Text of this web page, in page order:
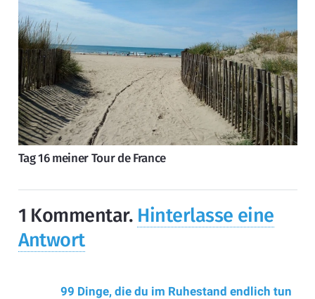
Tag 16 meiner Tour de France
1 Kommentar. Hinterlasse eine
Antwort
99 Dinge, die du im Ruhestand endlich tun